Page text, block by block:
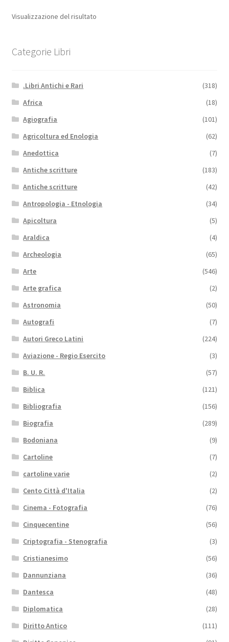
Visualizzazione del risultato
Categorie Libri
.Libri Antichi e Rari
(318)
Africa
(18)
Agiografia
(101)
Agricoltura ed Enologia
(62)
Anedottica
(7)
Antiche scritture
(183)
Antiche scritture
(42)
Antropologia - Etnologia
(34)
Apicoltura
(5)
Araldica
(4)
Archeologia
(65)
Arte
(546)
Arte grafica
(2)
Astronomia
(50)
Autografi
(7)
Autori Greco Latini
(224)
Aviazione - Regio Esercito
(3)
B. U. R.
(57)
Biblica
(121)
Bibliografia
(156)
Biografia
(289)
Bodoniana
(9)
Cartoline
(7)
cartoline varie
(2)
Cento Città d'Italia
(2)
Cinema - Fotografia
(76)
Cinquecentine
(56)
Criptografia - Stenografia
(3)
Cristianesimo
(56)
Dannunziana
(36)
Dantesca
(48)
Diplomatica
(28)
Diritto Antico
(111)